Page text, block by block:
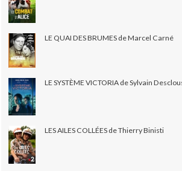
LE QUAI DES BRUMES de Marcel Carné
LE SYSTÈME VICTORIA de Sylvain
LES AILES COLLÉES de Thierry Binisti